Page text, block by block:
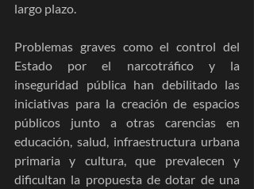
largo plazo.
Problemas graves como el control del
Estado por el narcotráfico y la
inseguridad pública han debilitado las
iniciativas para la creación de espacios
públicos junto a otras carencias en
educación, salud, infraestructura urbana
primaria y cultura, que prevalecen y
dificultan la propuesta de dotar de una